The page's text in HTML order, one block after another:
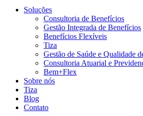
Soluções
Consultoria de Benefícios
Gestão Integrada de Benefícios
Benefícios Flexíveis
Tiza
Gestão de Saúde e Qualidade
Consultoria Atuarial e
Bem+Flex
Sobre nós
Tiza
Blog
Contato